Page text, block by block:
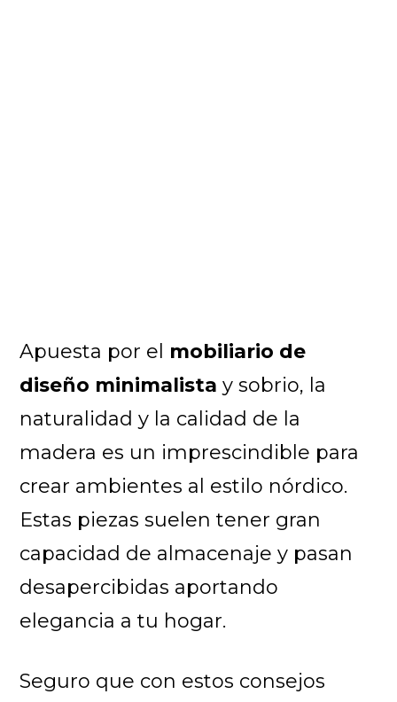
Apuesta por el mobiliario de
diseño minimalista y sobrio, la
naturalidad y la calidad de la
madera es un imprescindible para
crear ambientes al estilo nórdico.
Estas piezas suelen tener gran
capacidad de almacenaje y pasan
desapercibidas aportando
elegancia a tu hogar.
Seguro que con estos consejos